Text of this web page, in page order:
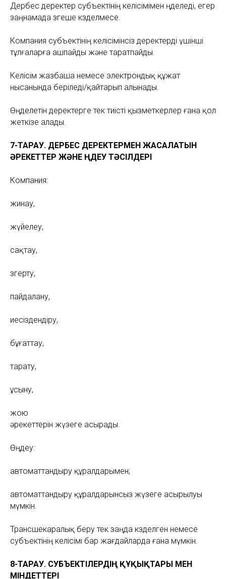
Дербес деректер субъектінің келісімімен өңделеді, егер
заңнамада өзгеше көзделмесе.
Компания субъектінің келісімінсіз деректерді үшінші
тұлғаларға ашпайды және таратпайды.
Келісім жазбаша немесе электрондық құжат
нысанында беріледі/қайтарып алынады.
Өңделетін деректерге тек тиісті қызметкерлер ғана қол
жеткізе алады.
7-ТАРАУ. ДЕРБЕС ДЕРЕКТЕРМЕН ЖАСАЛАТЫН
ӘРЕКЕТТЕР ЖӘНЕ ӨҢДЕУ ТӘСІЛДЕРІ
Компания:
жинау,
жүйелеу,
сақтау,
өзгерту,
пайдалану,
иесіздендіру,
бұғаттау,
тарату,
ұсыну,
жою
әрекеттерін жүзеге асырады.
Өңдеу:
автоматтандыру құралдарымен;
автоматтандыру құралдарынсыз жүзеге асырылуы
мүмкін.
Трансшекаралық беру тек заңда көзделген немесе
субъектінің келісімі бар жағдайларда ғана мүмкін.
8-ТАРАУ. СУБЪЕКТІЛЕРДІҢ ҚҰҚЫҚТАРЫ МЕН
МІНДЕТТЕРІ